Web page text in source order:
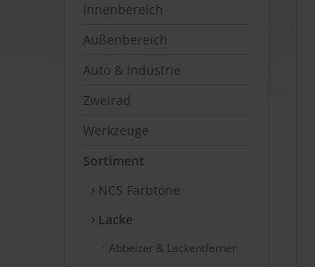
Innenbereich
Außenbereich
Auto & Industrie
Zweirad
Werkzeuge
Sortiment
NCS Farbtöne
Lacke
Abbeizer & Lackentferner